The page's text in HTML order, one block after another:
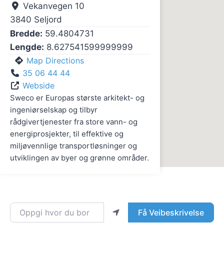
Oppgi hvor du bor Få Veibeskrivelse
Vekanvegen 10
3840 Seljord
Bredde: 59.4804731
Lengde: 8.627541599999999
Map Directions
35 06 44 44
Webside
Sweco er Europas største arkitekt- og
ingeniørselskap og tilbyr
rådgivertjenester fra store vann- og
energiprosjekter, til effektive og
miljøvennlige transportløsninger og
utviklingen av byer og grønne områder.